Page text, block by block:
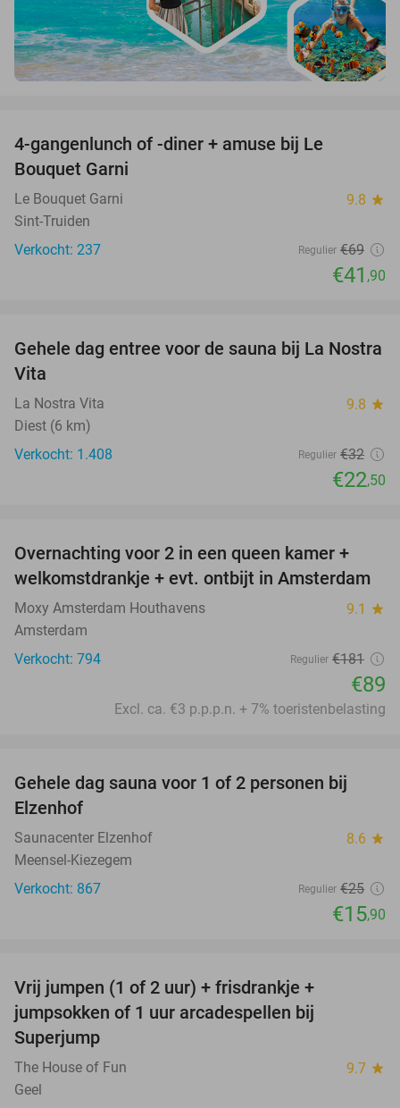
4-gangenlunch of -diner + amuse bij Le
Bouquet Garni
Le Bouquet Garni 9.8 star
Sint-Truiden
Verkocht: 237
Regulier €69
€41 ,90
30%
Gehele dag entree voor de sauna bij La Nostra
Vita
La Nostra Vita 9.8 star
Diest (6 km)
Verkocht: 1.408
Regulier €32
€22,50
51%
Overnachting voor 2 in een queen kamer +
welkomstdrankje + evt. ontbijt in Amsterdam
Moxy Amsterdam Houthavens 9.1 star
Amsterdam
Verkocht: 794
Regulier €181
€89
Excl. ca. €3 p.p.p.n. + 7% toeristenbelasting
36%
Gehele dag sauna voor 1 of 2 personen bij
Elzenhof
Saunacenter Elzenhof 8.6 star
Meensel-Kiezegem
Verkocht: 867
Regulier €25
€15,90
Vrij jumpen (1 of 2 uur) + frisdrankje +
jumpsokken of 1 uur arcadespellen bij
Superjump
The House of Fun 9.7 star
Geel